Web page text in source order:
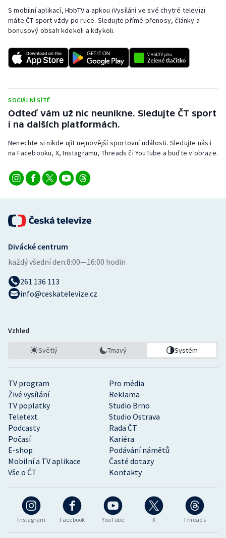
Rychlostní kanoistika
Sportovní střelba
Stolní tenis
Triatlon
Veslování
Volejbal
Ostatní
S mobilní aplikací, HbbTV a apkou iVysílání ve své chytré televizi
máte ČT sport vždy po ruce. Sledujte přímé přenosy, články a
bonusový obsah kdekoli a kdykoli.
SOCIÁLNÍ SÍTĚ
Odteď vám už nic neunikne. Sledujte ČT sport
i na dalších platformách.
Nenechte si nikde ujít nejnovější sportovní události. Sledujte nás i
na Facebooku, X, Instagramu, Threads či YouTube a buďte v obraze.
Instagram Facebook YouTube X Threads
TV program
Pro média
Živé vysílání
Reklama
TV poplatky
Studio Brno
Teletext
Studio Ostrava
Podcasty
Rada ČT
Počasí
Kariéra
E-shop
Podávání námětů
Mobilní a TV aplikace
Časté dotazy
Vše o ČT
Kontakty
Divácké centrum
každý všední den:8:00—16:00 hodin
261 136 113
info@ceskatelevize.cz
Vzhled
Světlý Tmavý Systém